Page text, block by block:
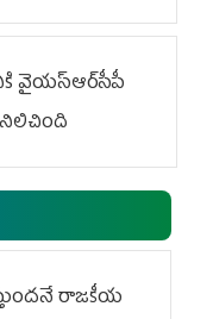
వైయ‌స్ఆర్‌సీపీ
రాజకీయ